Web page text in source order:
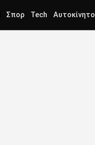
Σπορ Tech Αυτοκίνητο